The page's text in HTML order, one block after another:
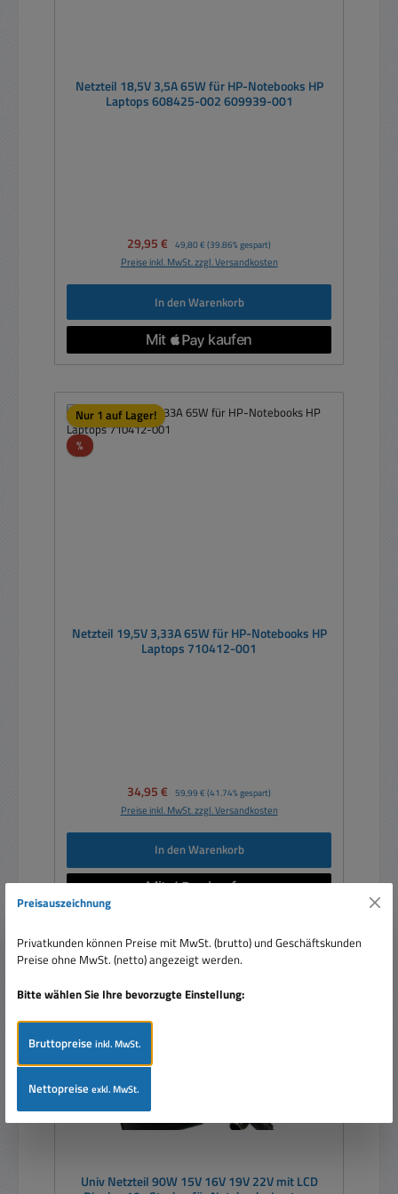
Netzteil 18,5V 3,5A 65W für HP-Notebooks HP
Laptops 608425-002 609939-001
Verkaufspreis:
29,95 € Regulärer Preis:
49,80 € (39.86% gespart)
Preise inkl. MwSt. zzgl. Versandkosten
In den Warenkorb
Nur 1 auf Lager!
%Rabatt
Netzteil 19,5V 3,33A 65W für HP-Notebooks HP
Laptops 710412-001
Verkaufspreis:
34,95 € Regulärer Preis:
59,99 € (41.74% gespart)
Preise inkl. MwSt. zzgl. Versandkosten
In den Warenkorb
%Rabatt
Univ Netzteil 90W 15V 16V 19V 22V mit LCD
Preisauszeichnung
Privatkunden können Preise mit MwSt. (brutto) und Geschäftskunden
Preise ohne MwSt. (netto) angezeigt werden.
Bitte wählen Sie Ihre bevorzugte Einstellung:
Bruttopreiseinkl. MwSt.
Nettopreiseexkl. MwSt.